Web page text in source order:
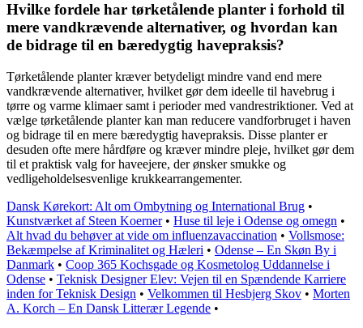
Hvilke fordele har tørketålende planter i forhold til
mere vandkrævende alternativer, og hvordan kan
de bidrage til en bæredygtig havepraksis?
Tørketålende planter kræver betydeligt mindre vand end mere
vandkrævende alternativer, hvilket gør dem ideelle til havebrug i
tørre og varme klimaer samt i perioder med vandrestriktioner. Ved at
vælge tørketålende planter kan man reducere vandforbruget i haven
og bidrage til en mere bæredygtig havepraksis. Disse planter er
desuden ofte mere hårdføre og kræver mindre pleje, hvilket gør dem
til et praktisk valg for haveejere, der ønsker smukke og
vedligeholdelsesvenlige krukkearrangementer.
Dansk Kørekort: Alt om Ombytning og International Brug •
Kunstværket af Steen Koerner• Huse til leje i Odense og omegn •
Alt hvad du behøver at vide om influenzavaccination • Vollsmose:
Bekæmpelse af Kriminalitet og Hæleri • Odense – En Skøn By i
Danmark • Coop 365 Kochsgade og Kosmetolog Uddannelse i
Odense • Teknisk Designer Elev: Vejen til en Spændende Karriere
inden for Teknisk Design • Velkommen til Hesbjerg Skov • Morten
A. Korch – En Dansk Litterær Legende •